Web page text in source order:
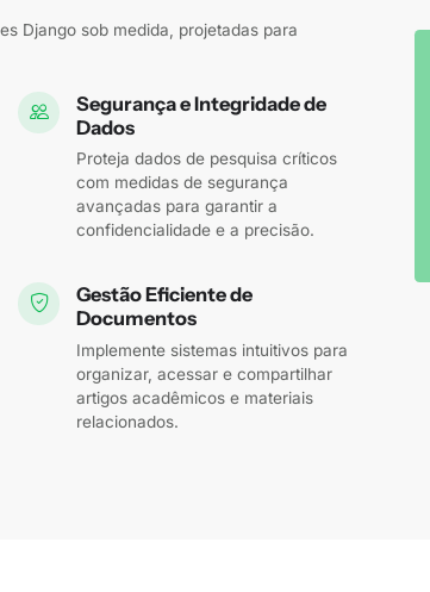
Django sob medida, projetadas para
Segurança e Integridade de
Dados
Proteja dados de pesquisa críticos
com medidas de segurança
avançadas para garantir a
confidencialidade e a precisão.
Gestão Eficiente de
Documentos
Implemente sistemas intuitivos para
organizar, acessar e compartilhar
artigos acadêmicos e materiais
relacionados.